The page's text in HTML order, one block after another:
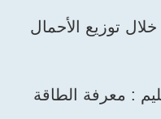
توزيع الأحمال
: معرفة الطاقة